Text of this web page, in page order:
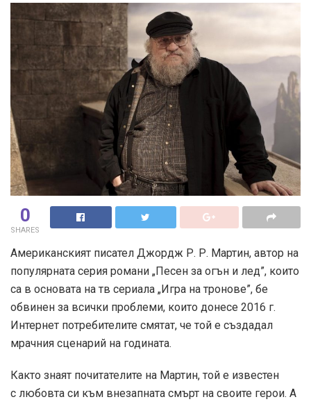
0
SHARES
Американският писател Джордж Р. Р. Мартин, автор на
популярната серия романи „Песен за огън и лед”, които
са в основата на тв сериала „Игра на тронове”, бе
обвинен за всички проблеми, които донесе 2016 г.
Интернет потребителите смятат, че той е създадал
мрачния сценарий на годината.
Както знаят почитателите на Мартин, той е известен
с любовта си към внезапната смърт на своите герои. А